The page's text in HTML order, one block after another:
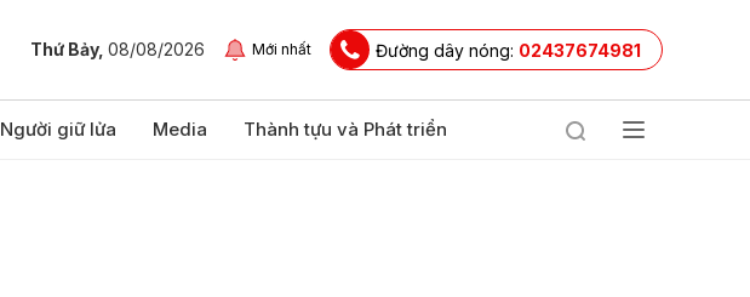
Thứ Bảy, 08/08/2026 Mới nhất Đường dây nóng: 02437674981
Người giữ lửa Media Thành tựu và Phát triển